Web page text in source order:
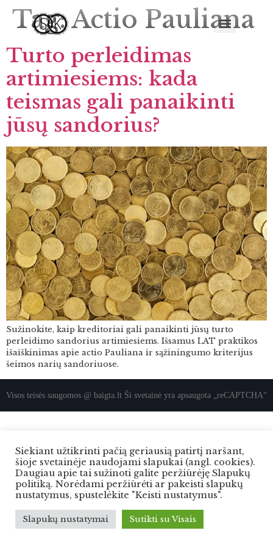
Tag:Actio Pauliana
Turto perleidimas
artimiesiems: kada
teismas gali panaikinti
jūsų sandorius?
Sužinokite, kaip kreditoriai gali panaikinti jūsų turto
perleidimo sandorius artimiesiems. Išsamus LAT praktikos
išaiškinimas apie actio Pauliana ir sąžiningumo kriterijus
šeimos narių sandoriuose.
Visos teisės saugomos @ baigta.lt Ši svetainė yra apsaugota „reCAPTCHA“
Siekiant užtikrinti pačią geriausią patirtį naršant,
šioje svetainėje naudojami slapukai (angl. cookies).
Daugiau apie tai sužinoti galite peržiūrėję Slapukų
politiką. Norėdami peržiūrėti ar pakeisti slapukų
nustatymus, spustelėkite "Keisti nustatymus".
Slapukų nustatymai Sutikti su Visais